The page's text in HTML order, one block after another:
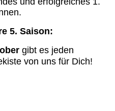
5. Saison:
gibt es jeden
von uns für Dich!